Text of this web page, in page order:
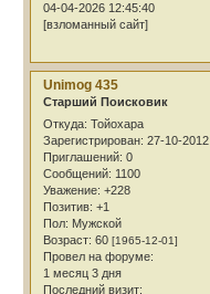
04-04-2026 12:45:40
[взломанный сайт]
Unimog 435
Cтарший Поисковик
Откуда: Тойохара
Зарегистрирован: 27-10-2012
Приглашений: 0
Сообщений: 1100
Уважение: +228
Позитив: +1
Пол: Мужской
Возраст: 60 [1965-12-01]
Провел на форуме:
1 месяц 3 дня
Последний визит: